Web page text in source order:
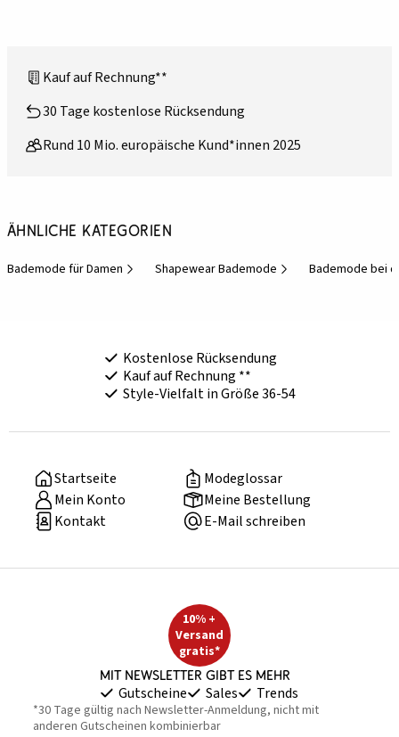
Kauf auf Rechnung**
30 Tage kostenlose Rücksendung
Rund 10 Mio. europäische Kund*innen 2025
Ähnliche Kategorien
Bademode für Damen Shapewear Bademode Bademode bei
Kostenlose Rücksendung
Kauf auf Rechnung **
Style-Vielfalt in Größe 36-54
Startseite
Modeglossar
Mein Konto
Meine Bestellung
Kontakt
E-Mail schreiben
10% +
Versand
gratis*
Mit Newsletter gibt es mehr
Gutscheine Sales Trends
*30 Tage gültig nach Newsletter-Anmeldung, nicht mit
anderen Gutscheinen kombinierbar